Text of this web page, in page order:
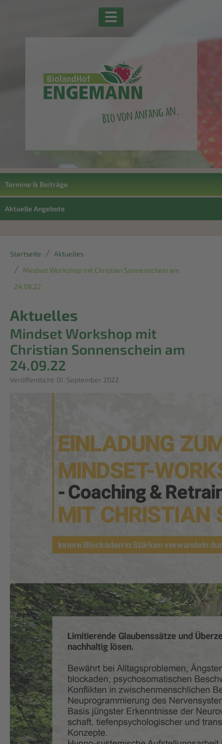
Termine & Beiträge
Aktuelle Angebote
Startseite
Aktuelles
Mindset Workshop mit Christian Sonnenschein am
24.09.22
Aktuelles
Mindset Workshop mit
Christian Sonnenschein am
24.09.22
Details
Veröffentlicht: 01. September 2022